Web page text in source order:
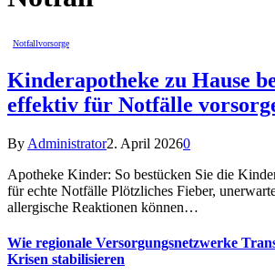
Notfallvorsorge
Kinderapotheke zu Hause
effektiv für Notfälle
By Administrator2. April 20260
Apotheke Kinder: So bestücken Sie die
für echte Notfälle Plötzliches Fieber,
allergische Reaktionen können…
Wie regionale Versorgungsnetzwerke
Krisen stabilisieren